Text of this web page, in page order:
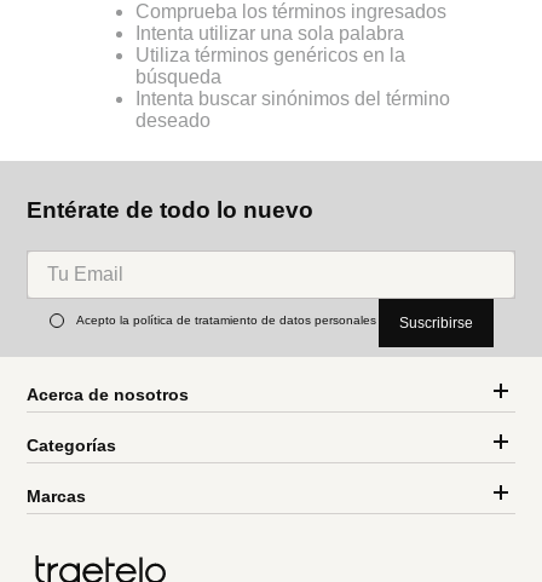
Comprueba los términos ingresados
Intenta utilizar una sola palabra
Utiliza términos genéricos en la
búsqueda
Intenta buscar sinónimos del término
deseado
Entérate de todo lo nuevo
Acepto la política de tratamiento de datos personales Suscribirse
Acerca de nosotros
Categorías
Marcas